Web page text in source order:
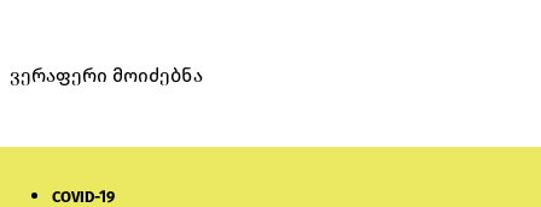
ვერაფერი მოიძებნა
COVID-19